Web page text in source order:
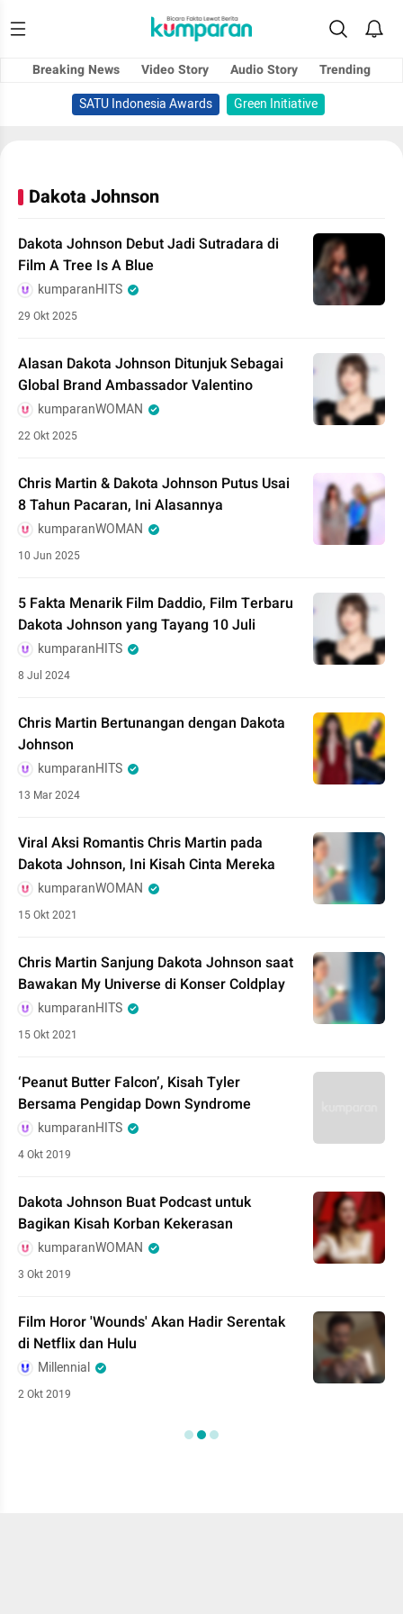
Breaking News Video Story Audio Story
Trending
SATU Indonesia Awards
Green Initiative
Dakota Johnson
Dakota Johnson Debut Jadi Sutradara di
Film A Tree Is A Blue
kumparanHITS
29 Okt 2025
Alasan Dakota Johnson Ditunjuk Sebagai
Global Brand Ambassador Valentino
kumparanWOMAN
22 Okt 2025
Chris Martin & Dakota Johnson Putus Usai
8 Tahun Pacaran, Ini Alasannya
kumparanWOMAN
10 Jun 2025
5 Fakta Menarik Film Daddio, Film Terbaru
Dakota Johnson yang Tayang 10 Juli
kumparanHITS
8 Jul 2024
Chris Martin Bertunangan dengan Dakota
Johnson
kumparanHITS
13 Mar 2024
Viral Aksi Romantis Chris Martin pada
Dakota Johnson, Ini Kisah Cinta Mereka
kumparanWOMAN
15 Okt 2021
Chris Martin Sanjung Dakota Johnson saat
Bawakan My Universe di Konser Coldplay
kumparanHITS
15 Okt 2021
‘Peanut Butter Falcon’, Kisah Tyler
Bersama Pengidap Down Syndrome
kumparanHITS
4 Okt 2019
Dakota Johnson Buat Podcast untuk
Bagikan Kisah Korban Kekerasan
kumparanWOMAN
3 Okt 2019
Film Horor 'Wounds' Akan Hadir Serentak
di Netflix dan Hulu
Millennial
2 Okt 2019